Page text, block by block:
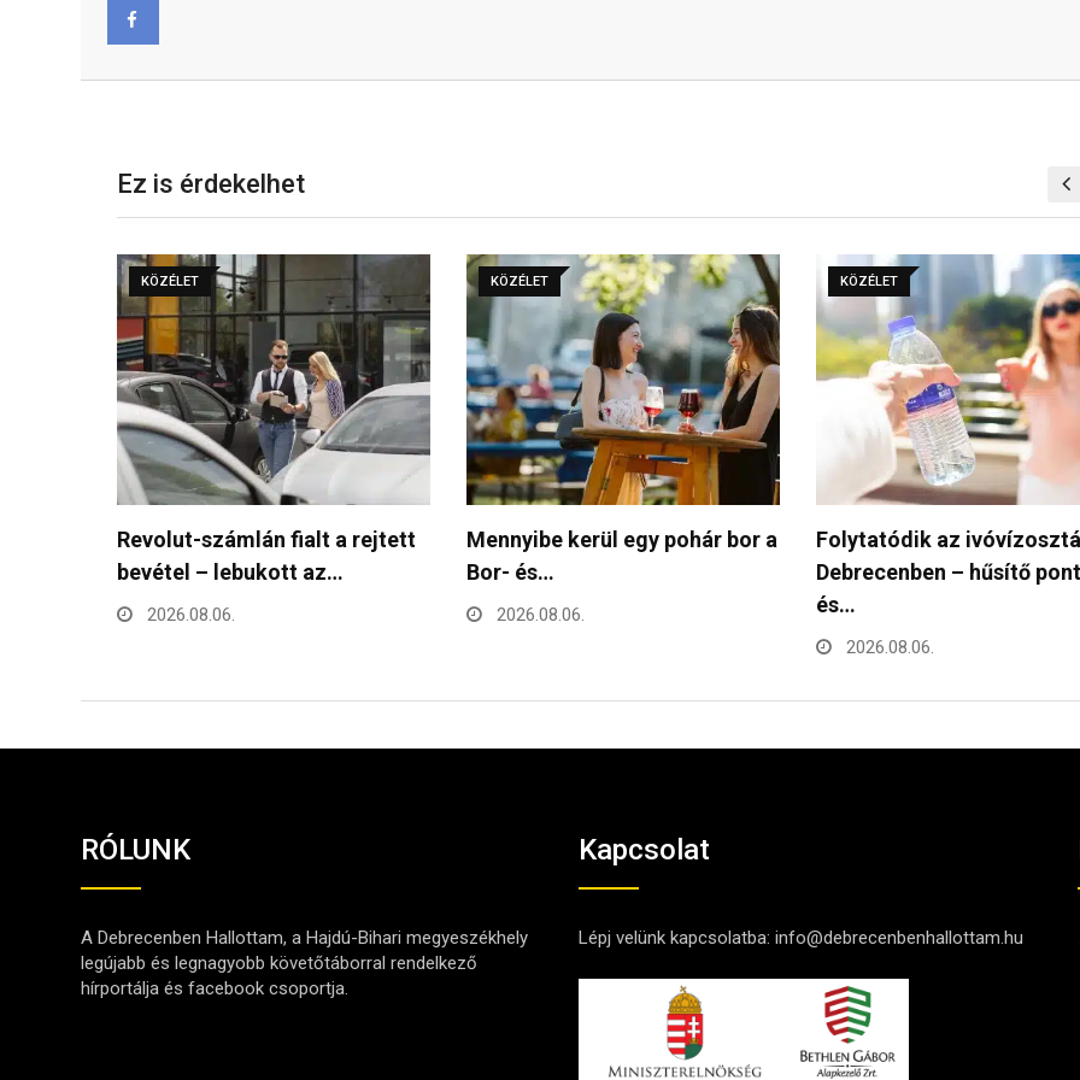
Ez is érdekelhet
KÖZÉLET
Mennyibe kerül egy pohár bor a
Bor- és…
2026.08.06.
KÖZÉLET
Folytatódik az ivóvízosztás
Debrecenben – hűsítő pontok
és…
KÖZÉLET
Miért jó, ha elektromos?”
kreatív pályázatot hirdet…
2026.08.05.
RÓLUNK
A Debrecenben Hallottam, a Hajdú-Bihari megyeszékhely
legújabb és legnagyobb követőtáborral rendelkező
hírportálja és facebook csoportja.
Kapcsolat
Lépj velünk kapcsolatba:info@debrecenbenhallottam.hu